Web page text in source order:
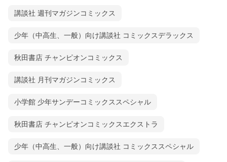
講談社 週刊マガジンコミックス
少年（中高生、一般）向け講談社 コミックスデラックス
秋田書店 チャンピオンコミックス
講談社 月刊マガジンコミックス
小学館 少年サンデーコミックススペシャル
秋田書店 チャンピオンコミックスエクストラ
少年（中高生、一般）向け講談社 コミックススペシャル